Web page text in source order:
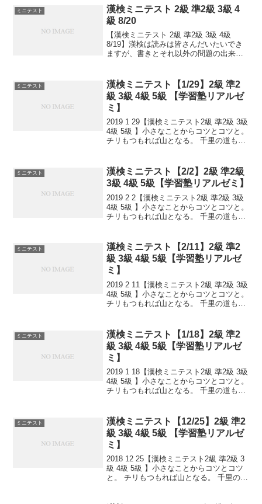
里の道も一歩から。日々是精進、継続は
力なり！...
ミニテスト
漢検ミニテスト 2級 準2級 3級 4
級 8/20
【漢検ミニテスト 2級 準2級 3級 4級
8/19】漢検は読みは皆さんだいたいでき
ますが、書きとそれ以外の問題の出来具
といて、覚えていくためのテストです。
目指せ 合格...
ミニテスト
漢検ミニテスト【1/29】2級 準2
級 3級 4級 5級 【学習塾リアルゼ
ミ】
2019 1 29【漢検ミニテスト2級 準2級 3級
4級 5級 】小さなことからコツとコツと。
チリもつもれば山となる。 千里の道も一
熟語問題などの出来具合が合...
ミニテスト
漢検ミニテスト【2/2】2級 準2級
3級 4級 5級【学習塾リアルゼミ】
2019 2 2【漢検ミニテスト2級 準2級 3級
4級 5級 】小さなことからコツとコツと。
チリもつもれば山となる。 千里の道も一
熟語問題などの出来具合が合否...
ミニテスト
漢検ミニテスト【2/11】2級 準2
級 3級 4級 5級【学習塾リアルゼ
ミ】
2019 2 11【漢検ミニテスト2級 準2級 3級
4級 5級 】小さなことからコツとコツと。
チリもつもれば山となる。 千里の道も一
熟語問題などの出来具合が合...
ミニテスト
漢検ミニテスト【1/18】2級 準2
級 3級 4級 5級【学習塾リアルゼ
ミ】
2019 1 18【漢検ミニテスト2級 準2級 3級
4級 5級 】小さなことからコツとコツと。
チリもつもれば山となる。 千里の道も一
熟語問題などの出来具合が合...
ミニテスト
漢検ミニテスト【12/25】2級 準2
級 3級 4級 5級 【学習塾リアルゼ
ミ】
2018 12 25【漢検ミニテスト2級 準2級 3
級 4級 5級 】小さなことからコツとコツ
と。 チリもつもれば山となる。 千里の道